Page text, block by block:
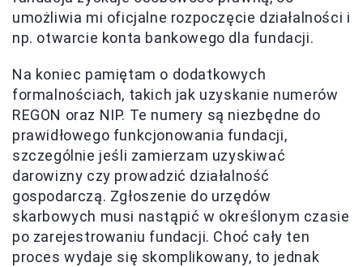
umożliwia mi oficjalne rozpoczęcie działalności i
np. otwarcie konta bankowego dla fundacji.
Na koniec pamiętam o dodatkowych
formalnościach, takich jak uzyskanie numerów
REGON oraz NIP. Te numery są niezbędne do
prawidłowego funkcjonowania fundacji,
szczególnie jeśli zamierzam uzyskiwać
darowizny czy prowadzić działalność
gospodarczą. Zgłoszenie do urzędów
skarbowych musi nastąpić w określonym czasie
po zarejestrowaniu fundacji. Choć cały ten
proces wydaje się skomplikowany, to jednak